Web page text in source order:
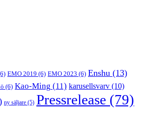
EMO 2019 (6) EMO 2023 (6) Enshu (13)
(6) Kao-Ming (11) karusellsvarv (10)
ny säljare (5) Pressrelease (79)